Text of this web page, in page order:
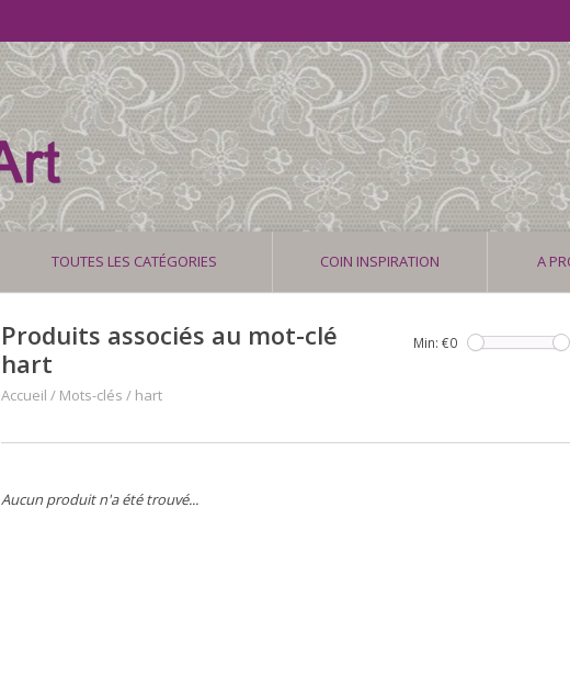
TOUTES LES CATÉGORIES COIN INSPIRATION A
Produits associés au mot-clé
hart
Accueil / Mots-clés / hart
Min: €0
Aucun produit n'a été trouvé...